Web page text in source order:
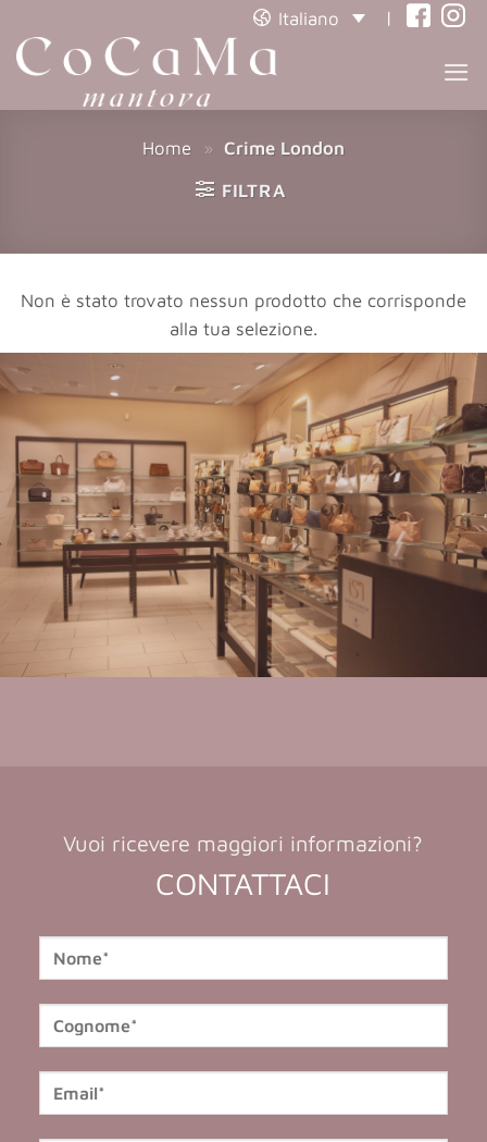
Italiano
|
in
Home » Crime London
FILTRA
Non è stato trovato nessun prodotto che corrisponde
alla tua selezione.
Vuoi ricevere maggiori informazioni?
CONTATTACI